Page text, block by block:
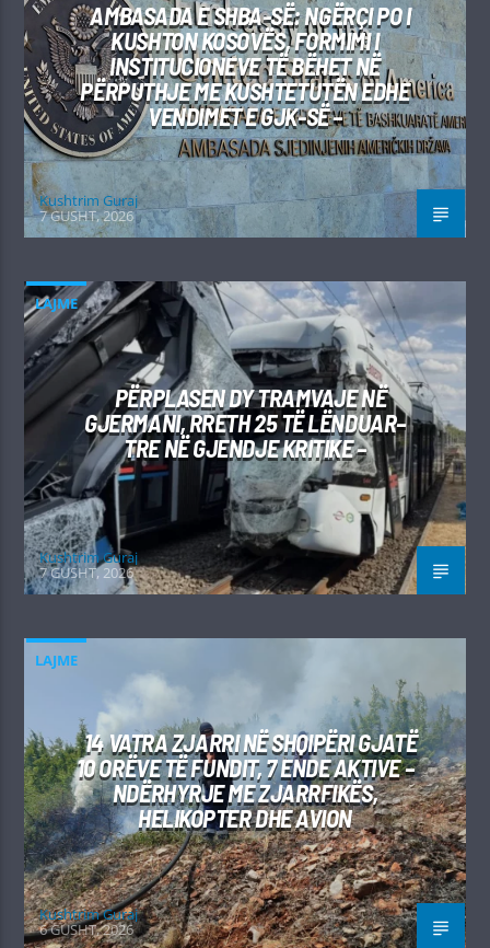
AMBASADA E SHBA-SË: NGËRÇI PO I
KUSHTON KOSOVËS, FORMIMI I
INSTITUCIONEVE TË BËHET NË
PËRPUTHJE ME KUSHTETUTËN EDHE
VENDIMET E GJK-SË –
Kushtrim Guraj
7 GUSHT, 2026
LAJME
PËRPLASEN DY TRAMVAJE NË
GJERMANI, RRETH 25 TË LËNDUAR–
TRE NË GJENDJE KRITIKE –
Kushtrim Guraj
7 GUSHT, 2026
LAJME
14 VATRA ZJARRI NË SHQIPËRI GJATË
10 ORËVE TË FUNDIT, 7 ENDE AKTIVE –
NDËRHYRJE ME ZJARRFIKËS,
HELIKOPTER DHE AVION
Kushtrim Guraj
6 GUSHT, 2026